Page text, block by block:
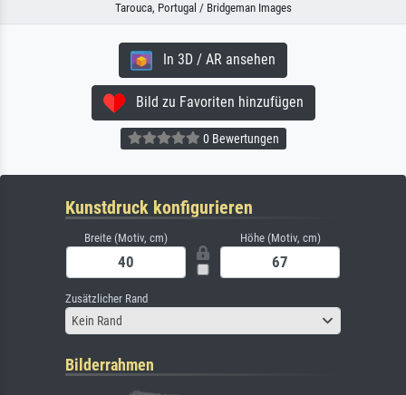
Tarouca, Portugal / Bridgeman Images
In 3D / AR ansehen
Bild zu Favoriten hinzufügen
0 Bewertungen
Kunstdruck konfigurieren
Breite (Motiv, cm) Höhe (Motiv, cm)
Zusätzlicher Rand
Kein Rand
Bilderrahmen